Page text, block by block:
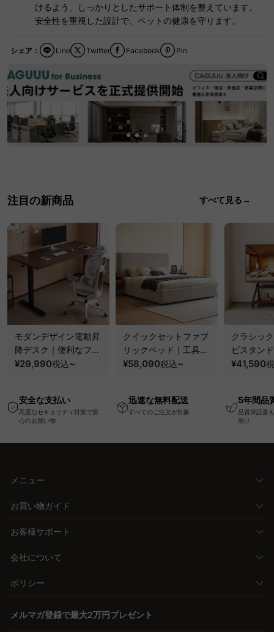
けるよう、しっかりとしたサポート体制を整えています。
安全性を重視した設計で、ペットの健康を守ります。
シェア： Facebook
Twitter Pin
Line
注目の新商品 すべて見る→
モダンデザイン電動昇
降デスク｜便利なフッ
ク・コンセント・
ー機能搭載ワークデス
ク
¥29,990税込~
クイックセットファブ
リックベッド｜工具不
要で組み立てられるク
¥58,090税込~
クラシッ
ビスタン
100kgの
¥41,590
安全な支払い
高度なセキュリティ対策で安
心のお買い物
迅速な無料配送
すべてのご注文が対象
5年間品
品質保証書
届け
メニュー
お買い物ガイド
お客様サポート
会社について
ポリシー
メルマガ登録で最大2万円プレゼント